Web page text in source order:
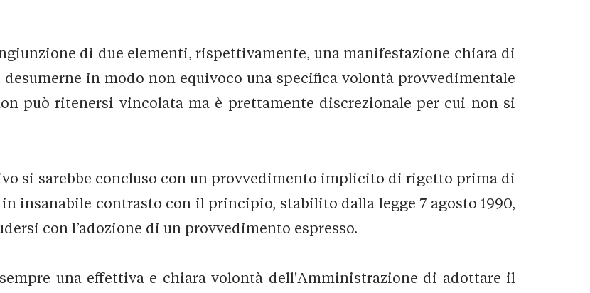
di due elementi, rispettivamente, una manifestazione chiara di
in modo non equivoco una specifica volontà provvedimentale
può ritenersi vincolata ma è prettamente discrezionale per cui non si
si sarebbe concluso con un provvedimento implicito di rigetto prima di
insanabile contrasto con il principio, stabilito dalla legge 7 agosto 1990,
con l’adozione di un provvedimento espresso.
una effettiva e chiara volontà dell'Amministrazione di adottare il